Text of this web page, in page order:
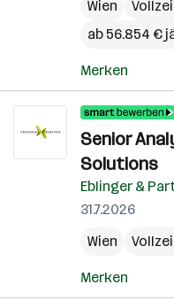
Wien
ab 56.854 €
Merken
Senior
Solutions
Eblinger &
31.7.2026
Wien
Merken